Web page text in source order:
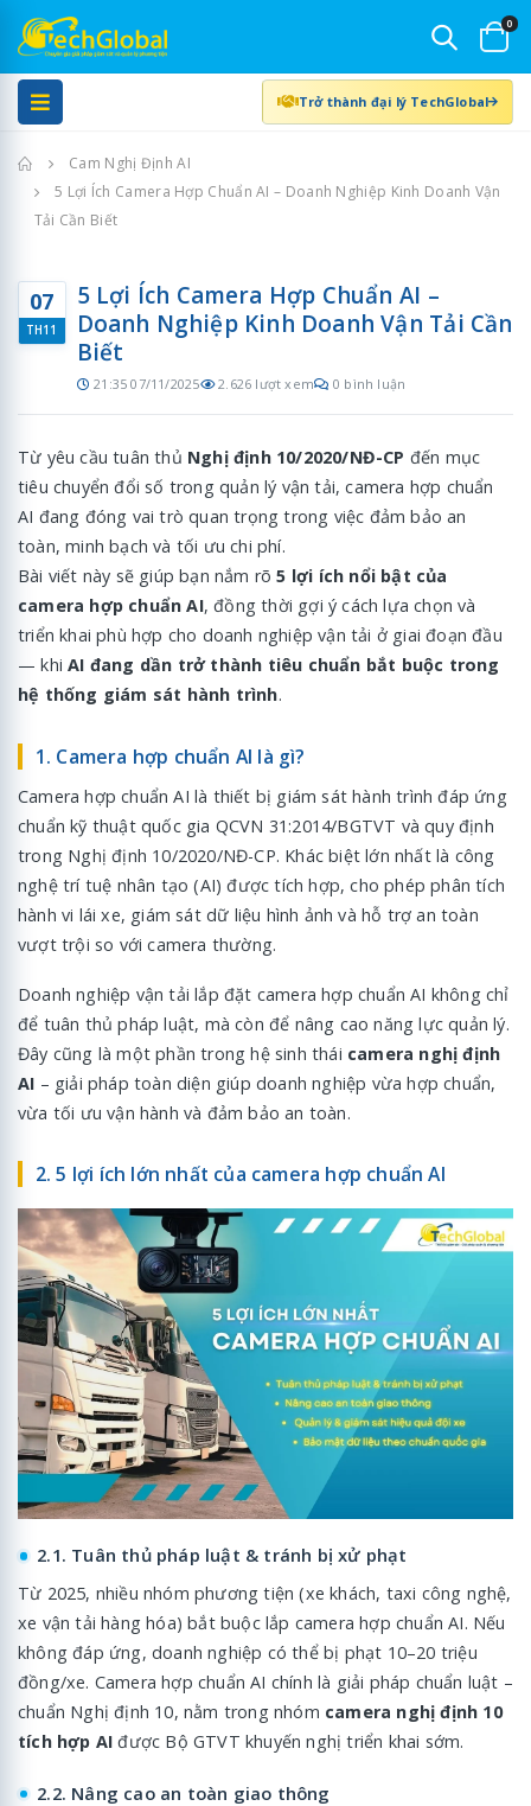
0
Trở thành đại lý TechGlobal
Trang chủCam Nghị Định AI
5 Lợi Ích Camera Hợp Chuẩn AI – Doanh Nghiệp Kinh Doanh Vận
Tải Cần Biết
07
TH11
5 Lợi Ích Camera Hợp Chuẩn AI –
Doanh Nghiệp Kinh Doanh Vận Tải Cần
Biết
21:35 07/11/2025 2.626 lượt xem 0 bình luận
Từ yêu cầu tuân thủ Nghị định 10/2020/NĐ-CP đến mục
tiêu chuyển đổi số trong quản lý vận tải, camera hợp chuẩn
AI đang đóng vai trò quan trọng trong việc đảm bảo an
toàn, minh bạch và tối ưu chi phí.
Bài viết này sẽ giúp bạn nắm rõ5 lợi ích nổi bật của
camera hợp chuẩn AI, đồng thời gợi ý cách lựa chọn và
triển khai phù hợp cho doanh nghiệp vận tải ở giai đoạn đầu
— khiAI đang dần trở thành tiêu chuẩn bắt buộc trong
hệ thống giám sát hành trình.
1. Camera hợp chuẩn AI là gì?
Camera hợp chuẩn AI là thiết bị giám sát hành trình đáp ứng
chuẩn kỹ thuật quốc gia QCVN 31:2014/BGTVT và quy định
trong Nghị định 10/2020/NĐ-CP. Khác biệt lớn nhất là công
nghệ trí tuệ nhân tạo (AI) được tích hợp, cho phép phân tích
hành vi lái xe, giám sát dữ liệu hình ảnh và hỗ trợ an toàn
vượt trội so với camera thường.
Doanh nghiệp vận tải lắp đặt camera hợp chuẩn AI không chỉ
để tuân thủ pháp luật, mà còn để nâng cao năng lực quản lý.
Đây cũng là một phần trong hệ sinh thái camera nghị định
AI – giải pháp toàn diện giúp doanh nghiệp vừa hợp chuẩn,
vừa tối ưu vận hành và đảm bảo an toàn.
2. 5 lợi ích lớn nhất của camera hợp chuẩn AI
2.1. Tuân thủ pháp luật & tránh bị xử phạt
Từ 2025, nhiều nhóm phương tiện (xe khách, taxi công nghệ,
xe vận tải hàng hóa) bắt buộc lắp camera hợp chuẩn AI. Nếu
không đáp ứng, doanh nghiệp có thể bị phạt 10–20 triệu
đồng/xe. Camera hợp chuẩn AI chính là giải pháp chuẩn luật –
chuẩn Nghị định 10, nằm trong nhóm camera nghị định 10
tích hợp AI được Bộ GTVT khuyến nghị triển khai sớm.
2.2. Nâng cao an toàn giao thông